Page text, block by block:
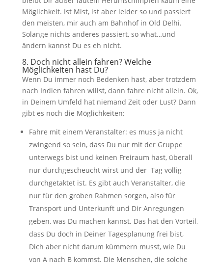
Möglichkeit. Ist Mist, ist aber leider so und passiert
den meisten, mir auch am Bahnhof in Old Delhi.
Solange nichts anderes passiert, so what…und
ändern kannst Du es eh nicht.
8. Doch nicht allein fahren? Welche
Möglichkeiten hast Du?
Wenn Du immer noch Bedenken hast, aber trotzdem
nach Indien fahren willst, dann fahre nicht allein. Ok,
in Deinem Umfeld hat niemand Zeit oder Lust? Dann
gibt es noch die Möglichkeiten:
Fahre mit einem Veranstalter: es muss ja nicht
zwingend so sein, dass Du nur mit der Gruppe
unterwegs bist und keinen Freiraum hast, überall
nur durchgescheucht wirst und der Tag völlig
durchgetaktet ist. Es gibt auch Veranstalter, die
nur für den groben Rahmen sorgen, also für
Transport und Unterkunft und Dir Anregungen
geben, was Du machen kannst. Das hat den Vorteil,
dass Du doch in Deiner Tagesplanung frei bist,
Dich aber nicht darum kümmern musst, wie Du
von A nach B kommst. Die Menschen, die solche